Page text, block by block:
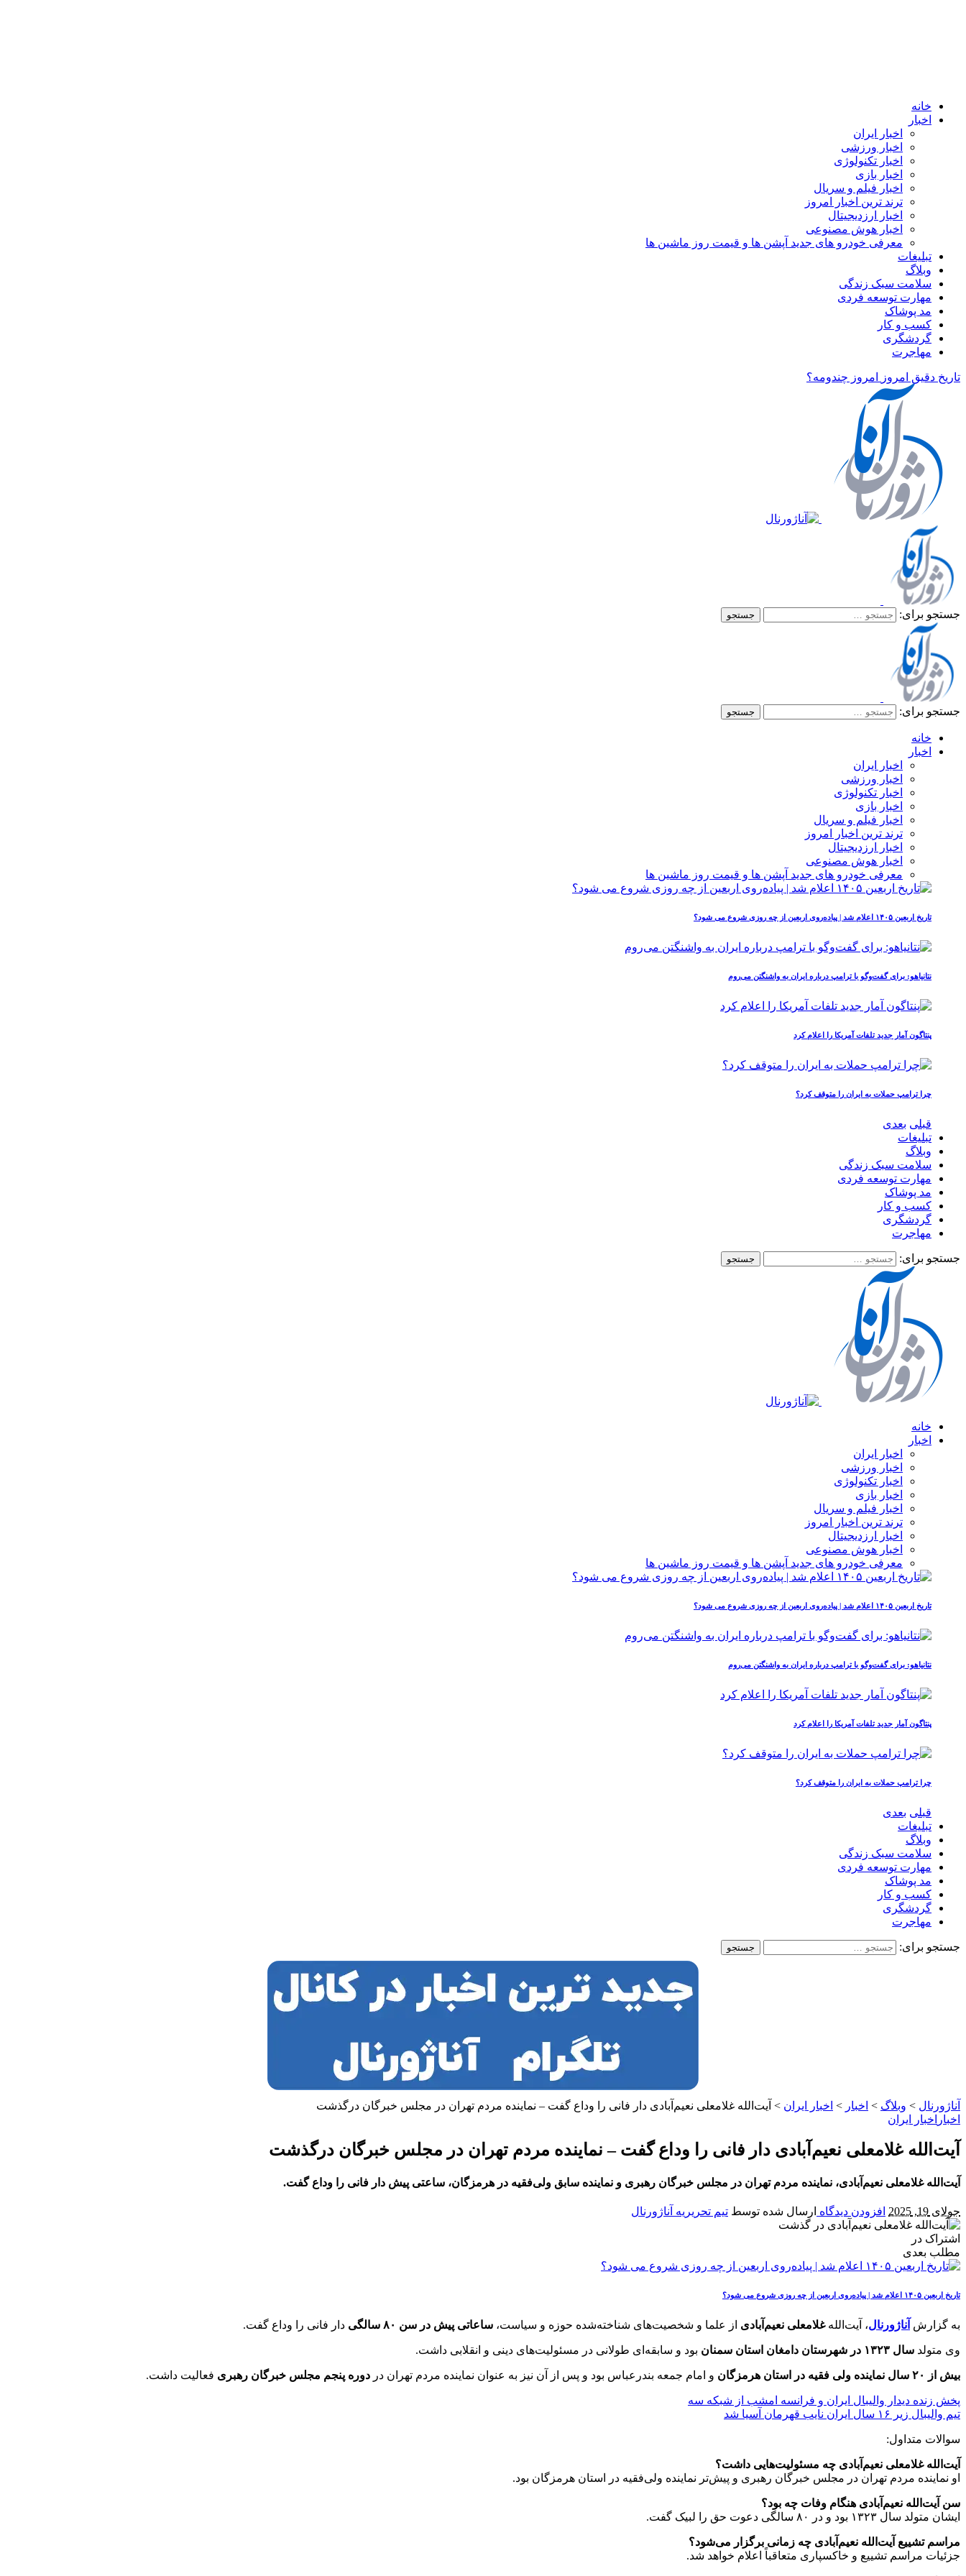
خانه
اخبار
اخبار ایران
اخبار ورزشی
اخبار تکنولوژی
اخبار بازی
اخبار فیلم و سریال
ترند ترین اخبار امروز
اخبار ارزدیجیتال
اخبار هوش مصنوعی
معرفی خودرو های جدید آپشن‌ ها و قیمت روز ماشین‌ ها
تبلیغات
وبلاگ
سلامت سبک زندگی
مهارت توسعه فردی
مد پوشاک
کسب و کار
گردشگری
مهاجرت
تاریخ دقیق امروز امروز چندومه؟
جستجو برای:
جستجو برای:
خانه
اخبار
اخبار ایران
اخبار ورزشی
اخبار تکنولوژی
اخبار بازی
اخبار فیلم و سریال
ترند ترین اخبار امروز
اخبار ارزدیجیتال
اخبار هوش مصنوعی
معرفی خودرو های جدید آپشن‌ ها و قیمت روز ماشین‌ ها
تاریخ اربعین ۱۴۰۵ اعلام شد | پیاده‌روی اربعین از چه روزی شروع می‌ شود؟
نتانیاهو: برای گفت‌وگو با ترامپ درباره ایران به واشنگتن می‌روم
پنتاگون آمار جدید تلفات آمریکا را اعلام کرد
چرا ترامپ حملات به ایران را متوقف کرد؟
قبلی بعدی
تبلیغات
وبلاگ
سلامت سبک زندگی
مهارت توسعه فردی
مد پوشاک
کسب و کار
گردشگری
مهاجرت
جستجو برای:
خانه
اخبار
اخبار ایران
اخبار ورزشی
اخبار تکنولوژی
اخبار بازی
اخبار فیلم و سریال
ترند ترین اخبار امروز
اخبار ارزدیجیتال
اخبار هوش مصنوعی
معرفی خودرو های جدید آپشن‌ ها و قیمت روز ماشین‌ ها
تاریخ اربعین ۱۴۰۵ اعلام شد | پیاده‌روی اربعین از چه روزی شروع می‌ شود؟
نتانیاهو: برای گفت‌وگو با ترامپ درباره ایران به واشنگتن می‌روم
پنتاگون آمار جدید تلفات آمریکا را اعلام کرد
چرا ترامپ حملات به ایران را متوقف کرد؟
قبلی بعدی
تبلیغات
وبلاگ
سلامت سبک زندگی
مهارت توسعه فردی
مد پوشاک
کسب و کار
گردشگری
مهاجرت
جستجو برای:
آناژورنال > وبلاگ > اخبار > اخبار ایران > آیت‌الله غلامعلی نعیم‌آبادی دار فانی را وداع گفت – نماینده مردم تهران در مجلس خبرگان درگذشت
اخبار اخبار ایران
آیت‌الله غلامعلی نعیم‌آبادی دار فانی را وداع گفت – نماینده مردم تهران در مجلس خبرگان درگذشت
آیت‌الله غلامعلی نعیم‌آبادی، نماینده مردم تهران در مجلس خبرگان رهبری و نماینده سابق ولی‌فقیه در هرمزگان، ساعتی پیش دار فانی را وداع گفت.
جولای 19, 2025 افزودن دیدگاه ارسال شده توسط تیم تحریریه آناژورنال
اشتراک در
مطلب بعدی
تاریخ اربعین ۱۴۰۵ اعلام شد | پیاده‌روی اربعین از چه روزی شروع می‌ شود؟
به گزارش آناژورنال، آیت‌اللهغلامعلی نعیم‌آبادی از علما و شخصیت‌های شناخته‌شده حوزه و سیاست، ساعاتی پیش در سن ۸۰ سالگی دار فانی را وداع گفت.
وی متولد سال ۱۳۲۳ در شهرستان دامغان استان سمنان بود و سابقه‌ای طولانی در مسئولیت‌های دینی و انقلابی داشت.
بیش از ۲۰ سال نماینده ولی فقیه در استان هرمزگان و امام جمعه بندرعباس بود و پس از آن نیز به عنوان نماینده مردم تهران در دوره پنجم مجلس خبرگان رهبری فعالیت داشت.
پخش زنده دیدار والیبال ایران و فرانسه امشب از شبکه سه
تیم والیبال زیر ۱۶ سال ایران نایب‌ قهرمان آسیا شد
سوالات متداول:
آیت‌الله غلامعلی نعیم‌آبادی چه مسئولیت‌هایی داشت؟
او نماینده مردم تهران در مجلس خبرگان رهبری و پیش‌تر نماینده ولی‌فقیه در استان هرمزگان بود.
سن آیت‌الله نعیم‌آبادی هنگام وفات چه بود؟
ایشان متولد سال ۱۳۲۳ بود و در ۸۰ سالگی دعوت حق را لبیک گفت.
مراسم تشییع آیت‌الله نعیم‌آبادی چه زمانی برگزار می‌شود؟
جزئیات مراسم تشییع و خاکسپاری متعاقباً اعلام خواهد شد.